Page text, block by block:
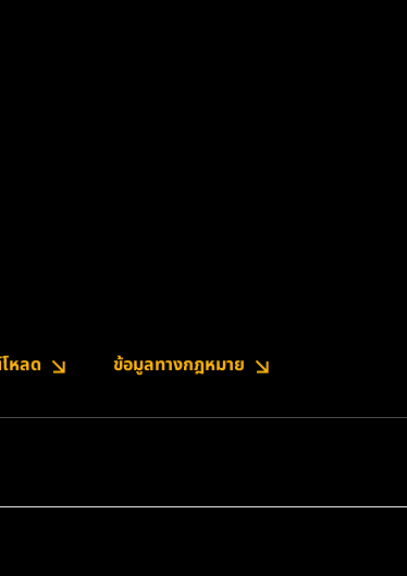
หลด ข้อมูลทางกฎหมาย